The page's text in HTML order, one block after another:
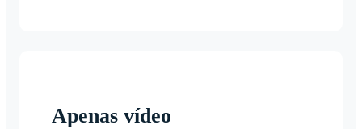
Apenas vídeo